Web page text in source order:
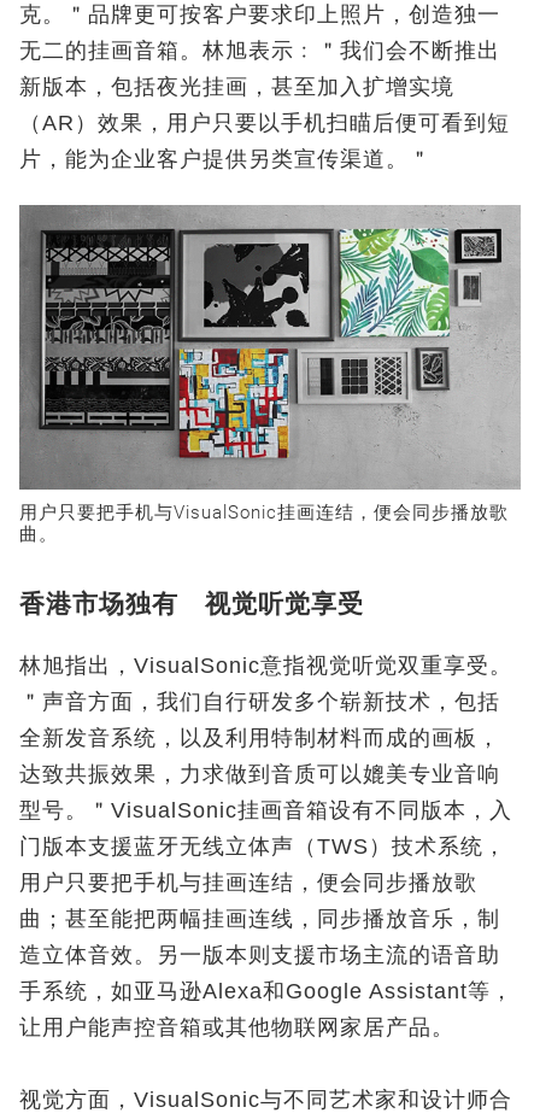
克。＂品牌更可按客户要求印上照片，创造独一
无二的挂画音箱。林旭表示﹕＂我们会不断推出
新版本，包括夜光挂画，甚至加入扩增实境
（AR）效果，用户只要以手机扫瞄后便可看到短
片，能为企业客户提供另类宣传渠道。＂
用户只要把手机与VisualSonic挂画连结，便会同步播放歌
曲。
香港市场独有 视觉听觉享受
林旭指出，VisualSonic意指视觉听觉双重享受。
＂声音方面，我们自行研发多个崭新技术，包括
全新发音系统，以及利用特制材料而成的画板，
达致共振效果，力求做到音质可以媲美专业音响
型号。＂VisualSonic挂画音箱设有不同版本，入
门版本支援蓝牙无线立体声（TWS）技术系统，
用户只要把手机与挂画连结，便会同步播放歌
曲；甚至能把两幅挂画连线，同步播放音乐，制
造立体音效。另一版本则支援市场主流的语音助
手系统，如亚马逊Alexa和Google Assistant等，
让用户能声控音箱或其他物联网家居产品。
视觉方面，VisualSonic与不同艺术家和设计师合